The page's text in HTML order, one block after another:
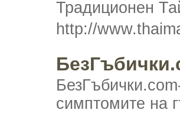
Традиционен
http://
симптомите на